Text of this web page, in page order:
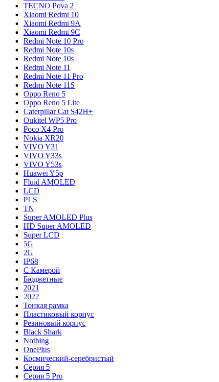
TECNO Pova 2
Xiaomi Redmi 10
Xiaomi Redmi 9A
Xiaomi Redmi 9C
Redmi Note 10 Pro
Redmi Note 10s
Redmi Note 10s
Redmi Note 11
Redmi Note 11 Pro
Redmi Note 11S
Oppo Reno 5
Oppo Reno 5 Lite
Caterpillar Cat S42H+
Oukitel WP5 Pro
Poco X4 Pro
Nokia XR20
VIVO Y31
VIVO Y33s
VIVO Y53s
Huawei Y5p
Fluid AMOLED
LCD
PLS
TN
Super AMOLED Plus
HD Super AMOLED
Super LCD
5G
2G
IP68
С Камерой
Бюджетные
2021
2022
Тонкая рамка
Пластиковый корпус
Резиновый корпус
Black Shark
Nothing
OnePlus
Космический-серебристый
Серия 5
Серия 5 Pro